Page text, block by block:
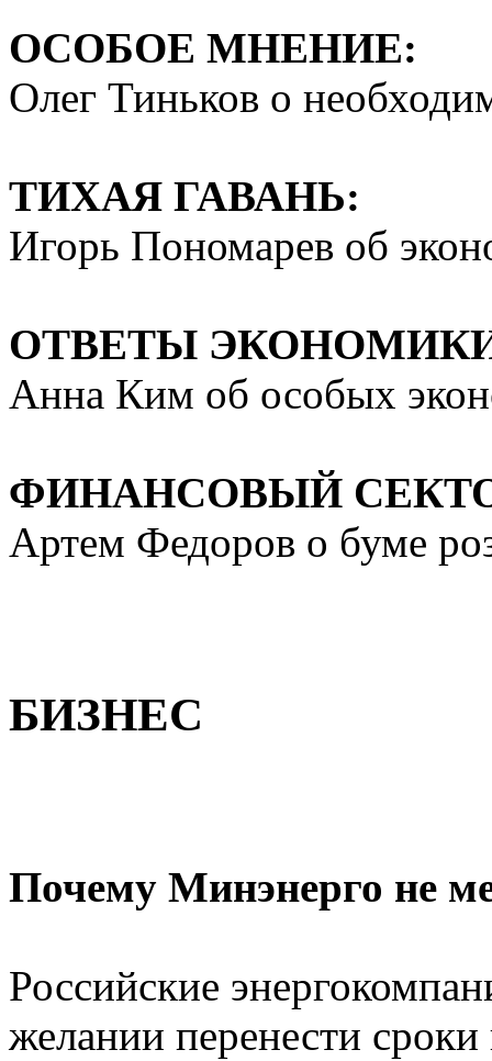
ОСОБОЕ МНЕНИЕ:
Олег Тиньков о
ТИХАЯ ГАВАНЬ:
Игорь Пономарев об
ОТВЕТЫ
Анна Ким об особых
ФИНАНСОВЫЙ
Артем Федоров о буме
БИЗНЕС
Почему Минэнерго не
Российские
желании перенести сроки